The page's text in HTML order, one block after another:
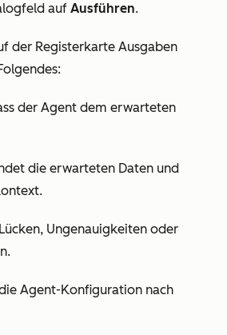
auf Ausführen.
der Registerkarte Ausgaben
der Agent dem erwarteten
die erwarteten Daten und
Ungenauigkeiten oder
Agent-Konfiguration nach